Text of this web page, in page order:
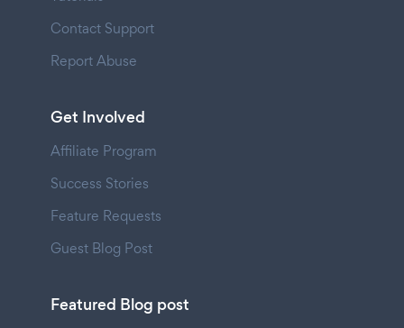
Contact Support
Report Abuse
Get Involved
Affiliate Program
Success Stories
Feature Requests
Guest Blog Post
Featured Blog post